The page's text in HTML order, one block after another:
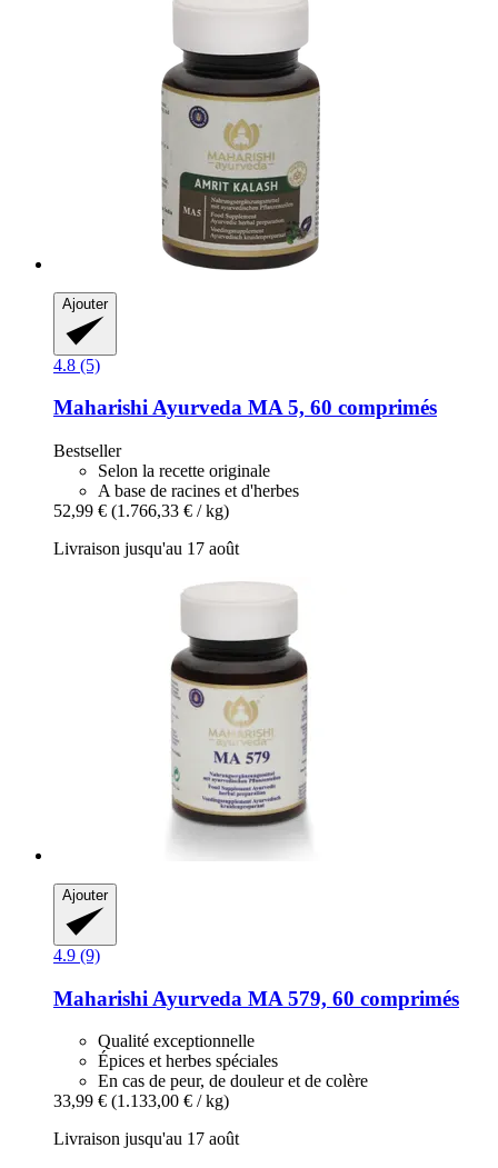
Ajouter
4.8 (5)
Maharishi Ayurveda MA 5, 60 comprimés
Bestseller
Selon la recette originale
A base de racines et d'herbes
52,99 € (1.766,33 € / kg)
Livraison jusqu'au 17 août
Ajouter
4.9 (9)
Maharishi Ayurveda MA 579, 60 comprimés
Qualité exceptionnelle
Épices et herbes spéciales
En cas de peur, de douleur et de colère
33,99 € (1.133,00 € / kg)
Livraison jusqu'au 17 août